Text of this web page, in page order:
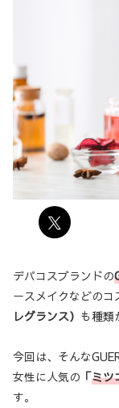
デパコスブランドの
ースメイクなどのコ
レグランス） も種類
今回は、そんな
女性に人気の 「ミツ
す。